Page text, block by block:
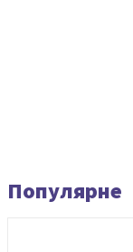
Популярне